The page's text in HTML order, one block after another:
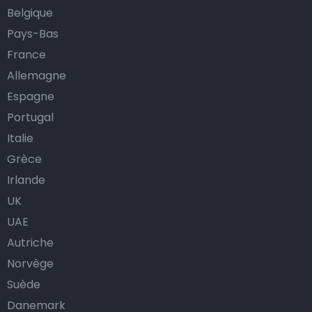
Belgique
Pays-Bas
France
Allemagne
Espagne
Portugal
Italie
Grèce
Irlande
UK
UAE
Autriche
Norvège
Suède
Danemark